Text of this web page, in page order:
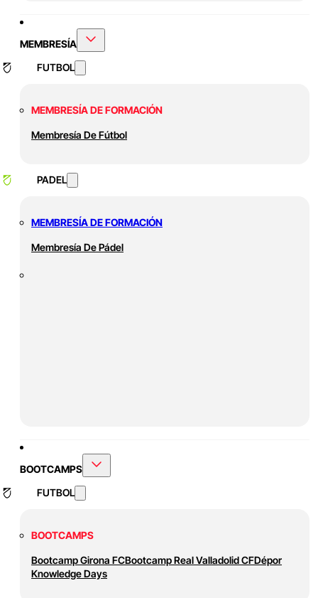
MEMBRESÍA
FUTBOL
MEMBRESÍA DE FORMACIÓN
Membresía De Fútbol
PADEL
MEMBRESÍA DE FORMACIÓN
Membresía De Pádel
BOOTCAMPS
FUTBOL
BOOTCAMPS
Bootcamp Girona FCBootcamp Real Valladolid CFDépor
Knowledge Days